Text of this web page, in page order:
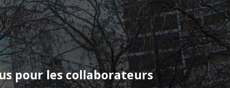
pour les collaborateurs